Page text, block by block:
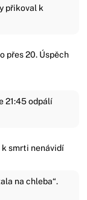
přikoval k
přes 20. Úspěch
21:45 odpálí
smrti nenávidí
na chleba“.